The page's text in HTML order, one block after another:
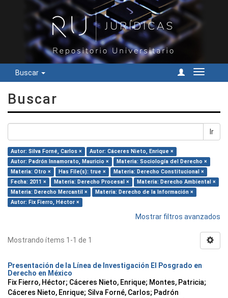
Buscar
Cambiar
Buscar
Ir
Autor: Silva Forné, Carlos ×
Autor: Cáceres Nieto, Enrique ×
Autor: Padrón Innamorato, Mauricio ×
Materia: Sociología del Derecho ×
Materia: Otro ×
Has File(s): true ×
Materia: Derecho Constitucional ×
Fecha: 2011 ×
Materia: Derecho Procesal ×
Materia: Derecho Ambiental ×
Materia: Derecho Mercantil ×
Materia: Derecho de la Información ×
Autor: Fix Fierro, Héctor ×
Mostrar filtros avanzados
Mostrando ítems 1-1 de 1
Presentación de la Línea de Investigación El Posgrado en
Derecho en México
Fix Fierro, Héctor; Cáceres Nieto, Enrique; Montes, Patricia;
Cáceres Nieto, Enrique; Silva Forné, Carlos; Padrón